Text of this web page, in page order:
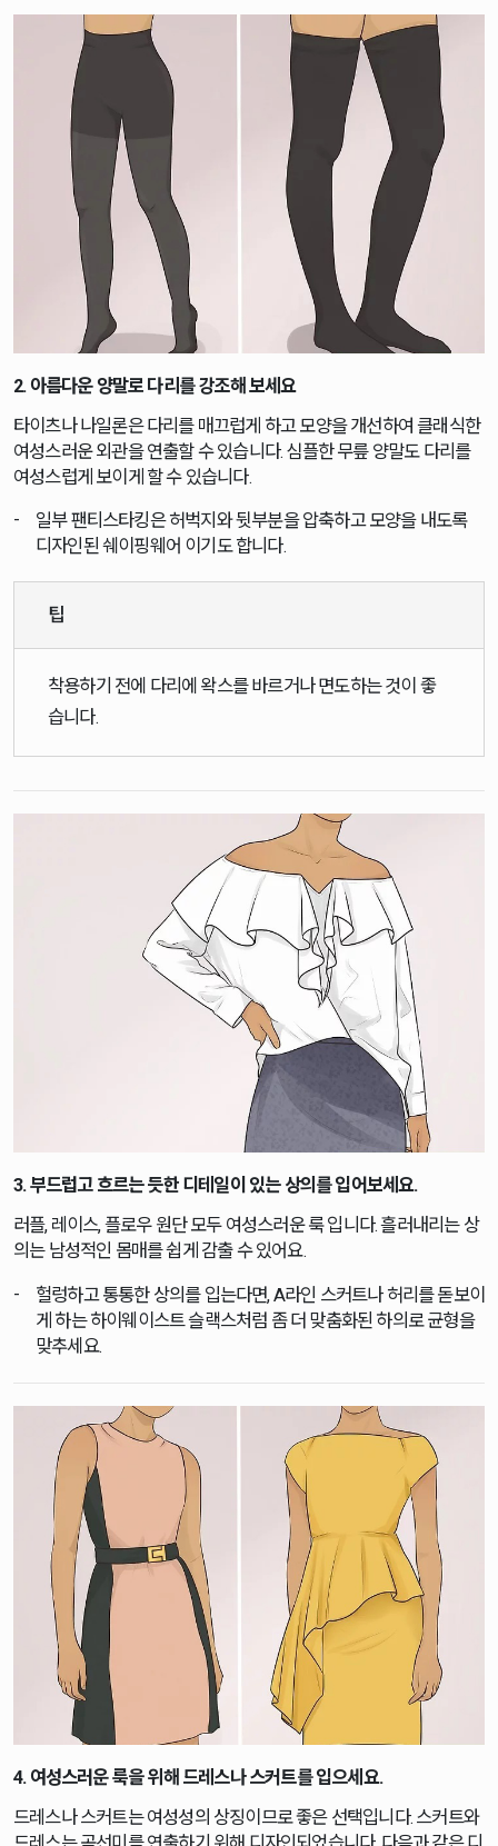
2. 아름다운 양말로 다리를 강조해 보세요
타이츠나 나일론은 다리를 매끄럽게 하고 모양을 개선하여 클래식한
여성스러운 외관을 연출할 수 있습니다. 심플한 무릎 양말도 다리를
여성스럽게 보이게 할 수 있습니다.
일부 팬티스타킹은 허벅지와 뒷부분을 압축하고 모양을 내도록
디자인된 쉐이핑웨어 이기도 합니다.
팁
착용하기 전에 다리에 왁스를 바르거나 면도하는 것이 좋
습니다.
3. 부드럽고 흐르는 듯한 디테일이 있는 상의를 입어보세요.
러플, 레이스, 플로우 원단 모두 여성스러운 룩 입니다. 흘러내리는 상
의는 남성적인 몸매를 쉽게 감출 수 있어요.
헐렁하고 통통한 상의를 입는다면, A라인 스커트나 허리를 돋보이
게 하는 하이웨이스트 슬랙스처럼 좀 더 맞춤화된 하의로 균형을
맞추세요.
4. 여성스러운 룩을 위해 드레스나 스커트를 입으세요.
드레스나 스커트는 여성성의 상징이므로 좋은 선택입니다. 스커트와